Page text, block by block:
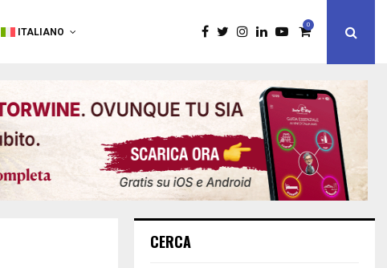
ITALIANO
0
CERCA